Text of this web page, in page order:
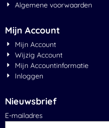
Algemene voorwaarden
Mijn Account
Mijn Account
Wijzig Account
Mijn Accountinformatie
Inloggen
Nieuwsbrief
E-mailadres